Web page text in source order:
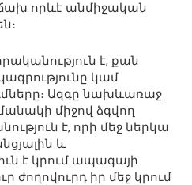
որևէ անմիջական
է, քան
կամ
Ազգը նախևառաջ
միջով ձգվող
է, որի մեջ ներկա
և
է կրում ապագայի
ժողովուրդ իր մեջ կրում